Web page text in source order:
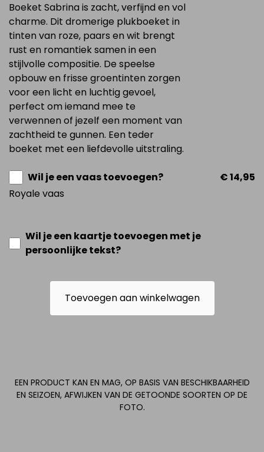
Boeket Sabrina is zacht, verfijnd en vol
charme. Dit dromerige plukboeket in
tinten van roze, paars en wit brengt
rust en romantiek samen in een
stijlvolle compositie. De speelse
opbouw en frisse groentinten zorgen
voor een licht en luchtig gevoel,
perfect om iemand mee te
verwennen of jezelf een moment van
zachtheid te gunnen. Een teder
boeket met een liefdevolle uitstraling.
Wil je een vaas toevoegen?
Royale vaas
€ 14,95
Wil je een kaartje toevoegen met je
persoonlijke tekst?
Toevoegen aan winkelwagen
EEN PRODUCT KAN EN MAG, OP BASIS VAN BESCHIKBAARHEID
EN SEIZOEN, AFWIJKEN VAN DE GETOONDE SOORTEN OP DE
FOTO.